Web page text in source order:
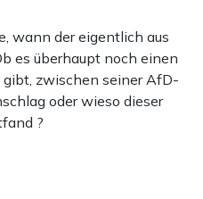
wann der eigentlich aus
es überhaupt noch einen
zwischen seiner AfD-
oder wieso dieser
?